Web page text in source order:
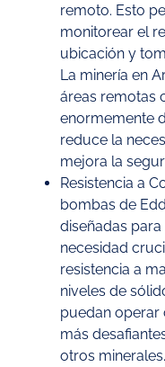
remoto. Esto
monitorear el
ubicación y
La minería en
áreas remotas
enormemente
reduce la
mejora la
Resistencia a
bombas de
diseñadas
necesidad
resistencia a
niveles de
puedan operar
más
otros minerales.